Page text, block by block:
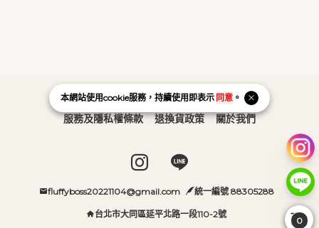
本網站使用cookie服務，持續使用即表示 同意 。
購物需知
服務及隱私權條款 退換貨政策 關於我們
Instagram page
Line page
fluffyboss20221104@gmail.com 統一編號 88305288
台北市大同區延平北路一段110-2號
0